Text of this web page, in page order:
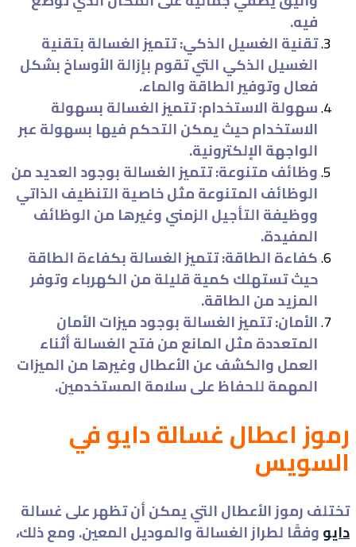
فيه.
تقنية الغسيل الذكي: تتميز الغسالة بتقنية
الغسيل الذكي التي تقوم بإزالة الأوساخ بشكل
فعال وتوفير الطاقة والماء.
سهولة الاستخدام: تتميز الغسالة بسهولة
الاستخدام حيث يمكن التحكم فيها بسهولة عبر
الواجهة الإلكترونية.
وظائف متنوعة: تتميز الغسالة بوجود العديد من
الوظائف المتنوعة مثل خاصية التنظيف الذاتي
ووظيفة التأجيل الزمني وغيرها من الوظائف
المفيدة.
كفاءة الطاقة: تتميز الغسالة بكفاءة الطاقة
حيث تستهلك كمية قليلة من الكهرباء وتوفر
المزيد من الطاقة.
الأمان: تتميز الغسالة بوجود ميزات الأمان
المتعددة مثل المانع من فتح الغسالة أثناء
العمل والكشف عن الأعطال وغيرها من الميزات
المهمة للحفاظ على سلامة المستخدمين.
رموز اعطال غسالة دايو في
السويس
تختلف رموز الأعطال التي يمكن أن تظهر على غسالة
دايووفقًا لطراز الغسالة والموديل المعين. ومع ذلك،